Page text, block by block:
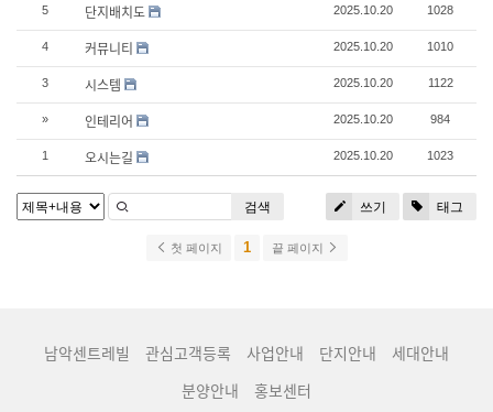
5 단지배치도 2025.10.20 1028
4 커뮤니티 2025.10.20 1010
3 시스템 2025.10.20 1122
» 인테리어 2025.10.20 984
1 오시는길 2025.10.20 1023
쓰기 태그
검색
첫 페이지 1 끝 페이지
남악센트레빌 관심고객등록 사업안내 단지안내
세대안내
분양안내
홍보센터